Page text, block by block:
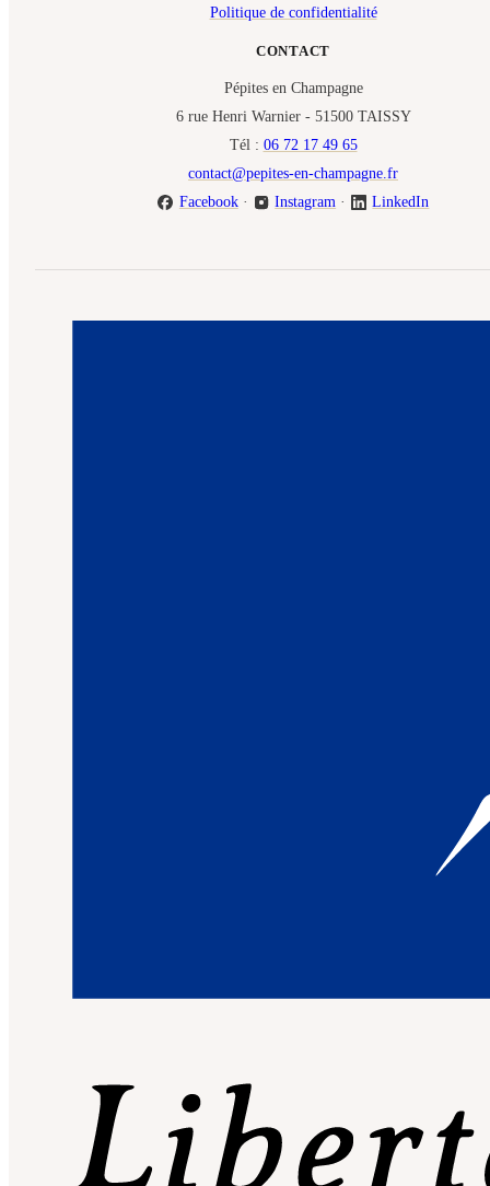
Politique de confidentialité
CONTACT
Pépites en Champagne
6 rue Henri Warnier - 51500 TAISSY
Tél : 06 72 17 49 65
contact@pepites-en-champagne.fr
Facebook· Instagram · LinkedIn